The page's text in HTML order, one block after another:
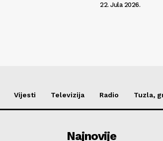
22. Jula 2026.
Vijesti Televizija Radio Tuzla,
Najnovije